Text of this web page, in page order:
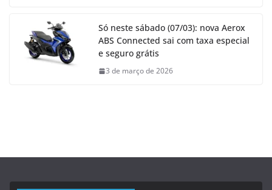
Só neste sábado (07/03): nova Aerox
ABS Connected sai com taxa especial
e seguro grátis
3 de março de 2026